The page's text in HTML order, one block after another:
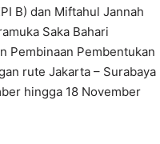
B) dan Miftahul Jannah
Saka Bahari
Pembinaan Pembentukan
rute Jakarta – Surabaya
hingga 18 November